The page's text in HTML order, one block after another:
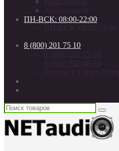
ПН-ВСК: 08:00-22:00
8 (800) 201 75 10